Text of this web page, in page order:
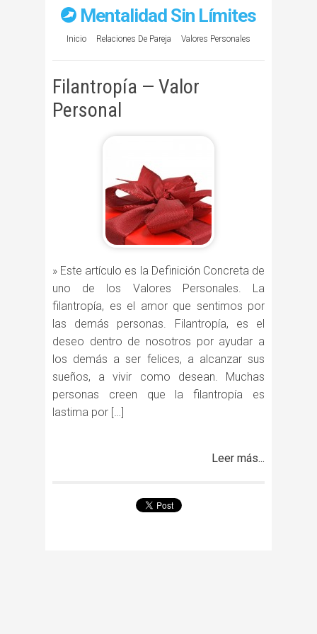
Mentalidad Sin Límites
Inicio Relaciones De Pareja Valores Personales
Filantropía — Valor
Personal
» Este artículo es la Definición Concreta de
uno de los Valores Personales. La
filantropía, es el amor que sentimos por
las demás personas. Filantropía, es el
deseo dentro de nosotros por ayudar a
los demás a ser felices, a alcanzar sus
sueños, a vivir como desean. Muchas
personas creen que la filantropía es
lastima por […]
Leer más...